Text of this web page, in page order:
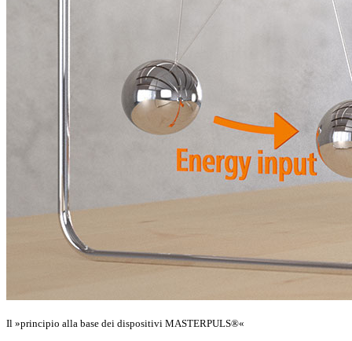
Il »principio alla base dei dispositivi MASTERPULS®«